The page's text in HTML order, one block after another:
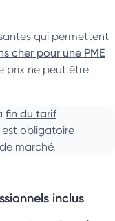
qui permettent
cher pour une PME
prix ne peut être
fin du tarif
est obligatoire
marché.
inclus